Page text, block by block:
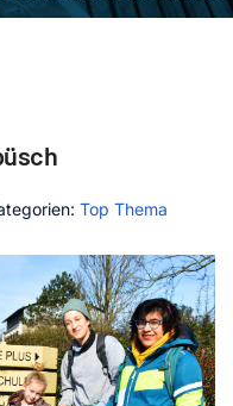
Top Thema